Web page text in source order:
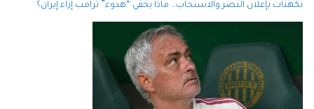
تكهنات بإعلان النصر والانسحاب… ماذا يخفي “هدوء” ترامب إزاء إيران؟